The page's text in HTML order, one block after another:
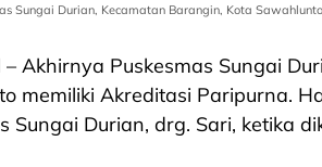
Sungai Durian, Kecamatan Barangin, Kota
– Akhirnya Puskesmas Sungai
memiliki Akreditasi Paripurna.
Sungai Durian, drg. Sari, ketika